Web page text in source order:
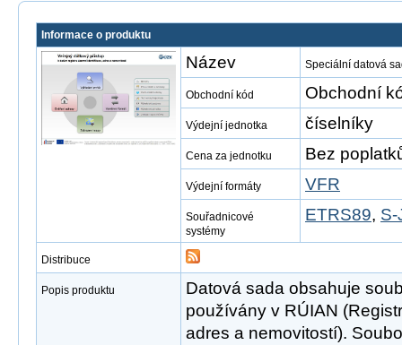
Informace o produktu
Název Speciální datová
Obchodní kód Obchodní
Výdejní jednotka číselníky
Cena za jednotku Bez
Výdejní formáty VFR
Souřadnicové
systémy
ETRS89, S-
Distribuce
Popis produktu
Datová sada obsahuje
používány v RÚIAN
adres a nemovitostí).